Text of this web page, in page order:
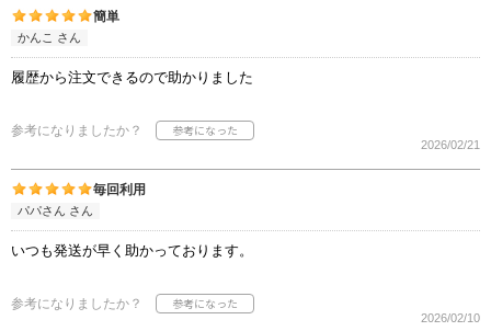
簡単
かんこ さん
履歴から注文できるので助かりました
参考になりましたか？
2026/02/21
毎回利用
パパさん さん
いつも発送が早く助かっております。
参考になりましたか？
2026/02/10